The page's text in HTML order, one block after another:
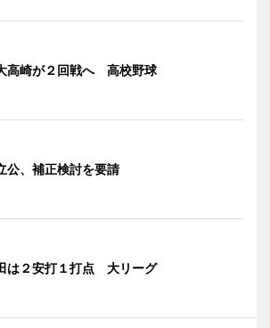
高崎が２回戦へ 高校野球
公、補正検討を要請
は２安打１打点 大リーグ